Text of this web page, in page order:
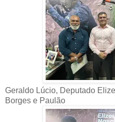
Geraldo Lúcio, Deputado
Borges e Paulão